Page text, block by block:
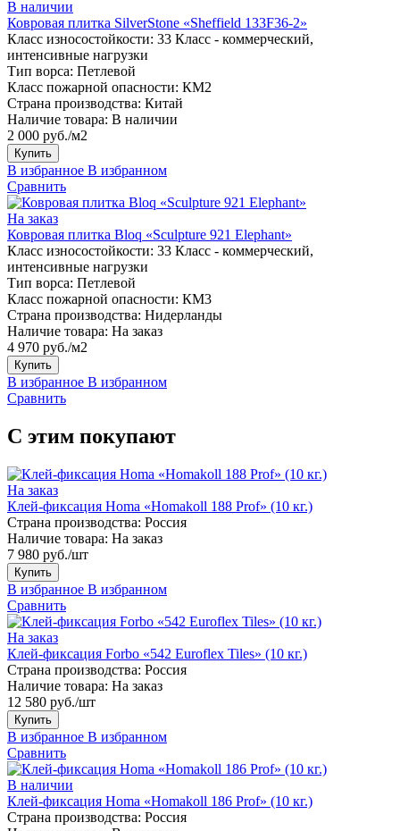
В наличии
Ковровая плитка SilverStone «Sheffield 133F36-2»
Класс износостойкости: 33 Класс - коммерческий,
интенсивные нагрузки
Тип ворса: Петлевой
Класс пожарной опасности: КМ2
Страна производства: Китай
Наличие товара: В наличии
2 000 руб./м2
Купить
В избранное В избранном
Сравнить
На заказ
Ковровая плитка Bloq «Sculpture 921 Elephant»
Класс износостойкости: 33 Класс - коммерческий,
интенсивные нагрузки
Тип ворса: Петлевой
Класс пожарной опасности: КМ3
Страна производства: Нидерланды
Наличие товара: На заказ
4 970 руб./м2
Купить
В избранное В избранном
Сравнить
С этим покупают
На заказ
Клей-фиксация Homa «Homakoll 188 Prof» (10 кг.)
Страна производства: Россия
Наличие товара: На заказ
7 980 руб./шт
Купить
В избранное В избранном
Сравнить
На заказ
Клей-фиксация Forbo «542 Euroflex Tiles» (10 кг.)
Страна производства: Россия
Наличие товара: На заказ
12 580 руб./шт
Купить
В избранное В избранном
Сравнить
В наличии
Клей-фиксация Homa «Homakoll 186 Prof» (10 кг.)
Страна производства: Россия